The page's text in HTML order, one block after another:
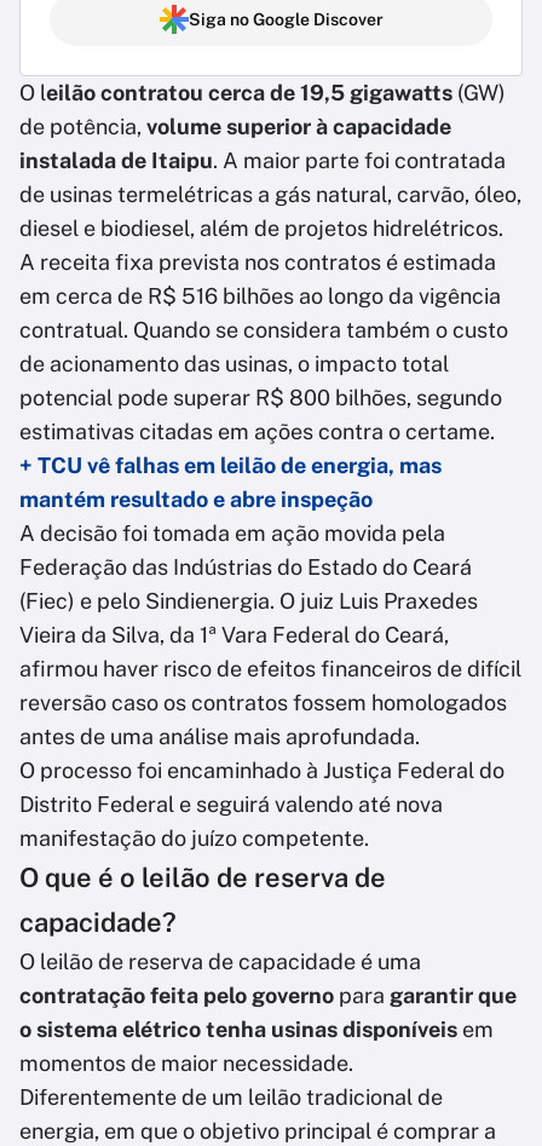
Siga no Google Discover
O leilão contratou cerca de 19,5 gigawatts (GW)
de potência, volume superior à capacidade
instalada de Itaipu. A maior parte foi contratada
de usinas termelétricas a gás natural, carvão, óleo,
diesel e biodiesel, além de projetos hidrelétricos.
A receita fixa prevista nos contratos é estimada
em cerca de R$ 516 bilhões ao longo da vigência
contratual. Quando se considera também o custo
de acionamento das usinas, o impacto total
potencial pode superar R$ 800 bilhões, segundo
estimativas citadas em ações contra o certame.
+ TCU vê falhas em leilão de energia, mas
mantém resultado e abre inspeção
A decisão foi tomada em ação movida pela
Federação das Indústrias do Estado do Ceará
(Fiec) e pelo Sindienergia. O juiz Luis Praxedes
Vieira da Silva, da 1ª Vara Federal do Ceará,
afirmou haver risco de efeitos financeiros de difícil
reversão caso os contratos fossem homologados
antes de uma análise mais aprofundada.
O processo foi encaminhado à Justiça Federal do
Distrito Federal e seguirá valendo até nova
manifestação do juízo competente.
O que é o leilão de reserva de
capacidade?
O leilão de reserva de capacidade é uma
contratação feita pelo governo para garantir que
o sistema elétrico tenha usinas disponíveis em
momentos de maior necessidade.
Diferentemente de um leilão tradicional de
energia, em que o objetivo principal é comprar a